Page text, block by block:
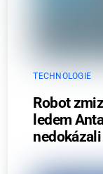
TECHNOLOGIE
Robot
ledem